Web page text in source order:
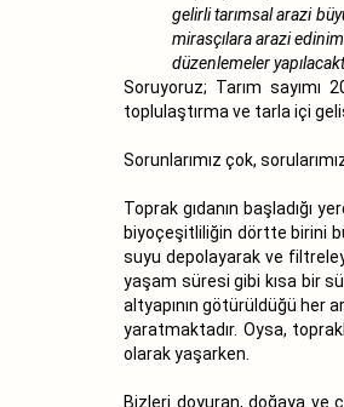
gelirli tarımsal arazi
mirasçılara arazi
düzenlemeler
Soruyoruz; Tarım sayımı
toplulaştırma ve tarla içi
Sorunlarımız çok,
Toprak gıdanın başladığı
biyoçeşitliliğin dörtte birini
suyu depolayarak ve
yaşam süresi gibi kısa bir
altyapının götürüldüğü her
yaratmaktadır. Oysa,
olarak yaşarken.
Bizleri doyuran, doğaya ve